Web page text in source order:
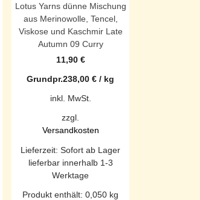
Lotus Yarns dünne Mischung
aus Merinowolle, Tencel,
Viskose und Kaschmir Late
Autumn 09 Curry
11,90 €
Grundpr.238,00 € / kg
inkl. MwSt.
zzgl.
Versandkosten
Lieferzeit: Sofort ab Lager
lieferbar innerhalb 1-3
Werktage
Produkt enthält: 0,050 kg